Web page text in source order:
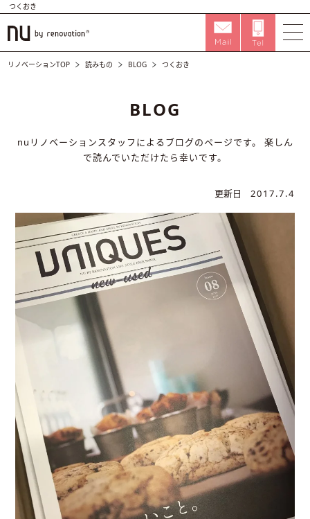
つくおき
リノベーションTOP 読みもの BLOG つくおき
BLOG
nuリノベーションスタッフによるブログのページです。
楽しん
で読んでいただけたら幸いです。
更新日 2017.7.4